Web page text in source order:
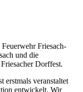
Friesach-
und die
Dorffest.
erstmals veranstaltet
entwickelt. Wir